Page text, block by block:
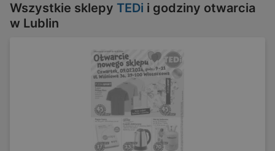
Wszystkie sklepy TEDi i godziny otwarcia
w Lublin